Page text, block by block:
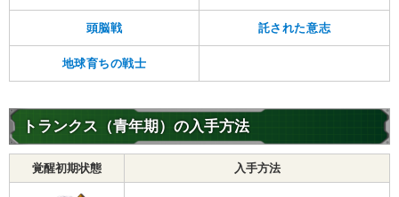
頭脳戦 託された意志
地球育ちの戦士
トランクス（青年期）の入手方法
覚醒初期状態 入手方法